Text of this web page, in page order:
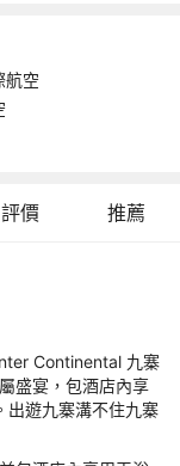
航空
評價 推薦
Continental 九寨
盛宴，包酒店內享
出遊九寨溝不住九寨